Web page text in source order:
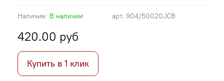
арт. 904/50020JCB
Наличие: В наличии
420.00 руб
Купить в 1 клик